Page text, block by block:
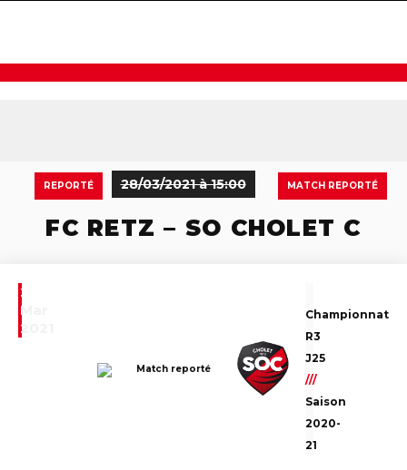
REPORTÉ 28/03/2021 à 15:00 MATCH REPORTÉ
FC RETZ – SO CHOLET C
28
Mar
2021
Match reporté
Championnat
R3
J25
///
Saison
2020-
21
Stade des